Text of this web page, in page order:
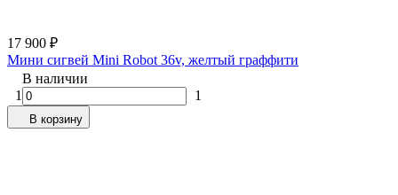
17 900 ₽
Мини сигвей Mini Robot 36v, желтый граффити
В наличии
1
1
В корзину